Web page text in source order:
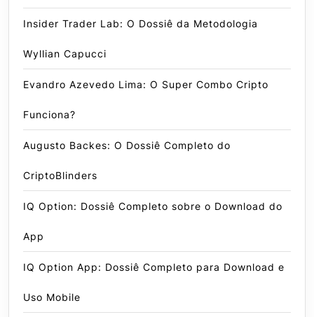
Insider Trader Lab: O Dossiê da Metodologia
Wyllian Capucci
Evandro Azevedo Lima: O Super Combo Cripto
Funciona?
Augusto Backes: O Dossiê Completo do
CriptoBlinders
IQ Option: Dossiê Completo sobre o Download do
App
IQ Option App: Dossiê Completo para Download e
Uso Mobile